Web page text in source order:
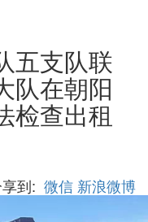
五支队联
队在朝阳
检查出租
到: 微信 新浪微博